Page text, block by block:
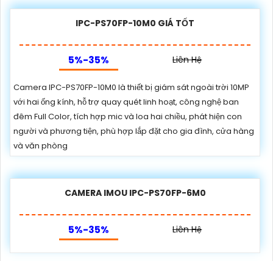
IPC-PS70FP-10M0 GIÁ TỐT
5%-35% Liên Hệ
Camera IPC-PS70FP-10M0 là thiết bị giám sát ngoài trời 10MP
với hai ống kính, hỗ trợ quay quét linh hoạt, công nghệ ban
đêm Full Color, tích hợp mic và loa hai chiều, phát hiện con
người và phương tiện, phù hợp lắp đặt cho gia đình, cửa hàng
và văn phòng
CAMERA IMOU IPC-PS70FP-6M0
5%-35% Liên Hệ